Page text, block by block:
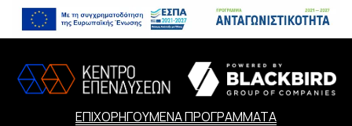
ΕΠΙΧΟΡΗΓΟΥΜΕΝΑ ΠΡΟΓΡΑΜΜΑΤΑ